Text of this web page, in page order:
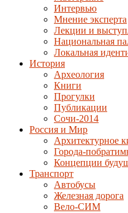
Интервью
Мнение эксперта
Лекции и
Национальная
Локальная
История
Археология
Книги
Прогулки
Публикации
Сочи-2014
Россия и Мир
Архитектурное
Города-
Концепции
Транспорт
Автобусы
Железная дорога
Вело-СИМ